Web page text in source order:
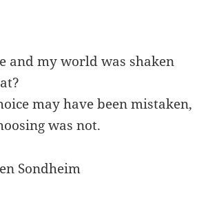
and my world was shaken
may have been mistaken,
was not.
Sondheim